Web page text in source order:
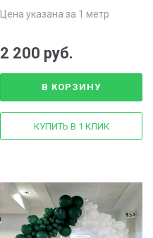
Цена указана за 1 метр
2 200 руб.
В КОРЗИНУ
КУПИТЬ В 1 КЛИК